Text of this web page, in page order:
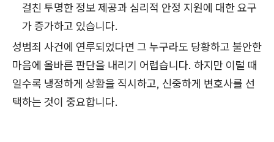
걸친 투명한 정보 제공과 심리적 안정 지원에 대한 요구
가 증가하고 있습니다.
성범죄 사건에 연루되었다면 그 누구라도 당황하고 불안한
마음에 올바른 판단을 내리기 어렵습니다. 하지만 이럴 때
일수록 냉정하게 상황을 직시하고, 신중하게 변호사를 선
택하는 것이 중요합니다.